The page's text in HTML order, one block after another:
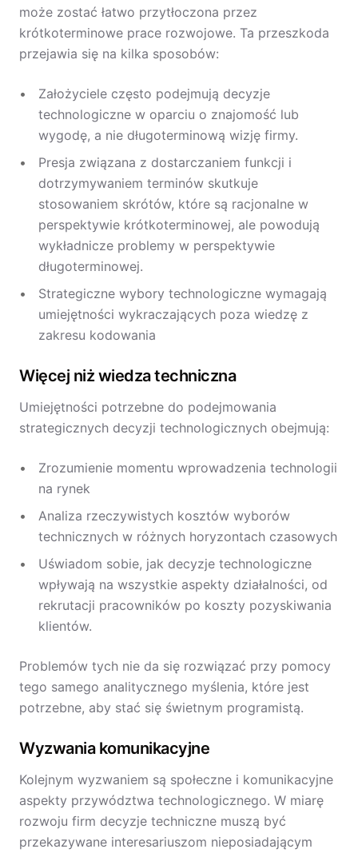
może zostać łatwo przytłoczona przez
krótkoterminowe prace rozwojowe. Ta przeszkoda
przejawia się na kilka sposobów:
Założyciele często podejmują decyzje
technologiczne w oparciu o znajomość lub
wygodę, a nie długoterminową wizję firmy.
Presja związana z dostarczaniem funkcji i
dotrzymywaniem terminów skutkuje
stosowaniem skrótów, które są racjonalne w
perspektywie krótkoterminowej, ale powodują
wykładnicze problemy w perspektywie
długoterminowej.
Strategiczne wybory technologiczne wymagają
umiejętności wykraczających poza wiedzę z
zakresu kodowania
Więcej niż wiedza techniczna
Umiejętności potrzebne do podejmowania
strategicznych decyzji technologicznych obejmują:
Zrozumienie momentu wprowadzenia technologii
na rynek
Analiza rzeczywistych kosztów wyborów
technicznych w różnych horyzontach czasowych
Uświadom sobie, jak decyzje technologiczne
wpływają na wszystkie aspekty działalności, od
rekrutacji pracowników po koszty pozyskiwania
klientów.
Problemów tych nie da się rozwiązać przy pomocy
tego samego analitycznego myślenia, które jest
potrzebne, aby stać się świetnym programistą.
Wyzwania komunikacyjne
Kolejnym wyzwaniem są społeczne i komunikacyjne
aspekty przywództwa technologicznego. W miarę
rozwoju firm decyzje techniczne muszą być
przekazywane interesariuszom nieposiadającym